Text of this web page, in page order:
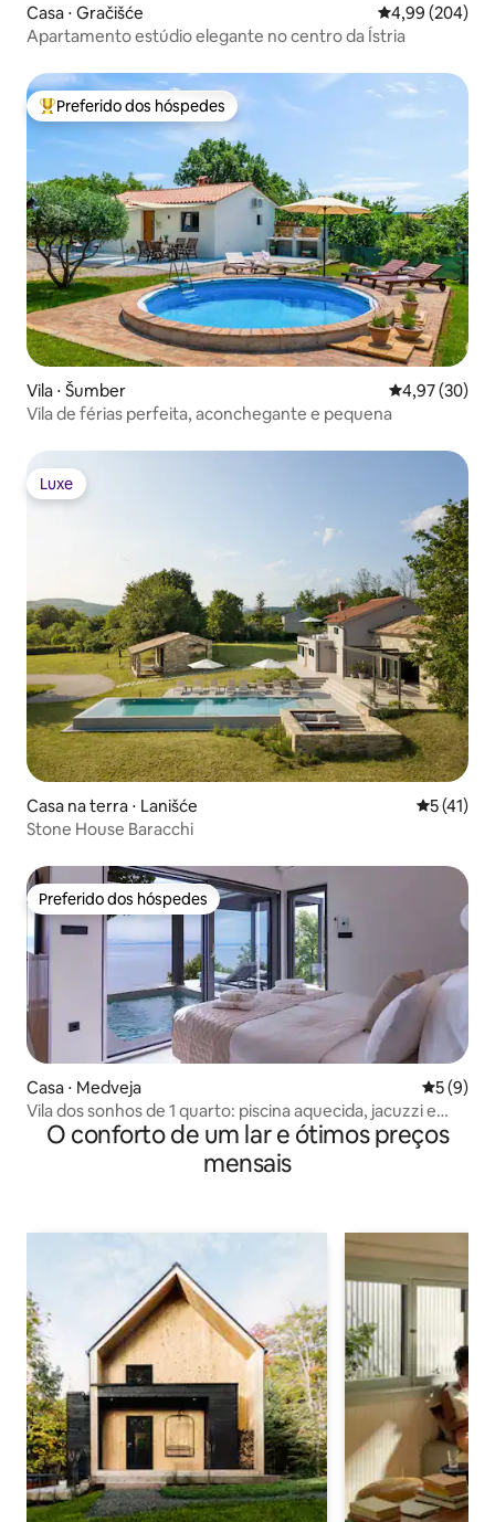
Casa ⋅ Gračišće 4,99 de uma
4,99 (204)
Apartamento estúdio elegante no centro da Ístria
Entre os melhores preferidos dos hóspedes
Preferido dos hóspedes
Vila ⋅ Šumber 4,97 de uma
4,97 (30)
Vila de férias perfeita, aconchegante e pequena
Luxe
Luxe
Casa na terra ⋅ Lanišće 5 de uma
5 (41)
Stone House Baracchi
Preferido dos hóspedes
Preferido dos hóspedes
Casa ⋅ Medveja 5 de
5 (9)
Vila dos sonhos de 1 quarto: piscina aquecida, jacuzzi e
sauna!
O conforto de um lar e ótimos preços
mensais